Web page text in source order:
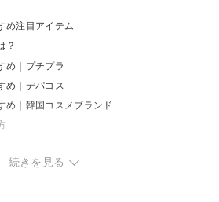
め注目アイテム
？
め｜プチプラ
め｜デパコス
め｜韓国コスメブランド
続きを見る